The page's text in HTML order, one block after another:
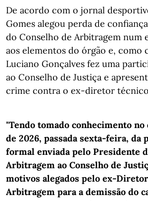
De acordo com o jornal
Gomes alegou perda de
do Conselho de Arbitragem num
aos elementos do órgão e, como
Luciano Gonçalves fez uma
ao Conselho de Justiça e
crime contra o ex-diretor
"Tendo tomado conhecimento no
de 2026, passada sexta-feira, da
formal enviada pelo Presidente
Arbitragem ao Conselho de
motivos alegados pelo ex-
Arbitragem para a demissão do